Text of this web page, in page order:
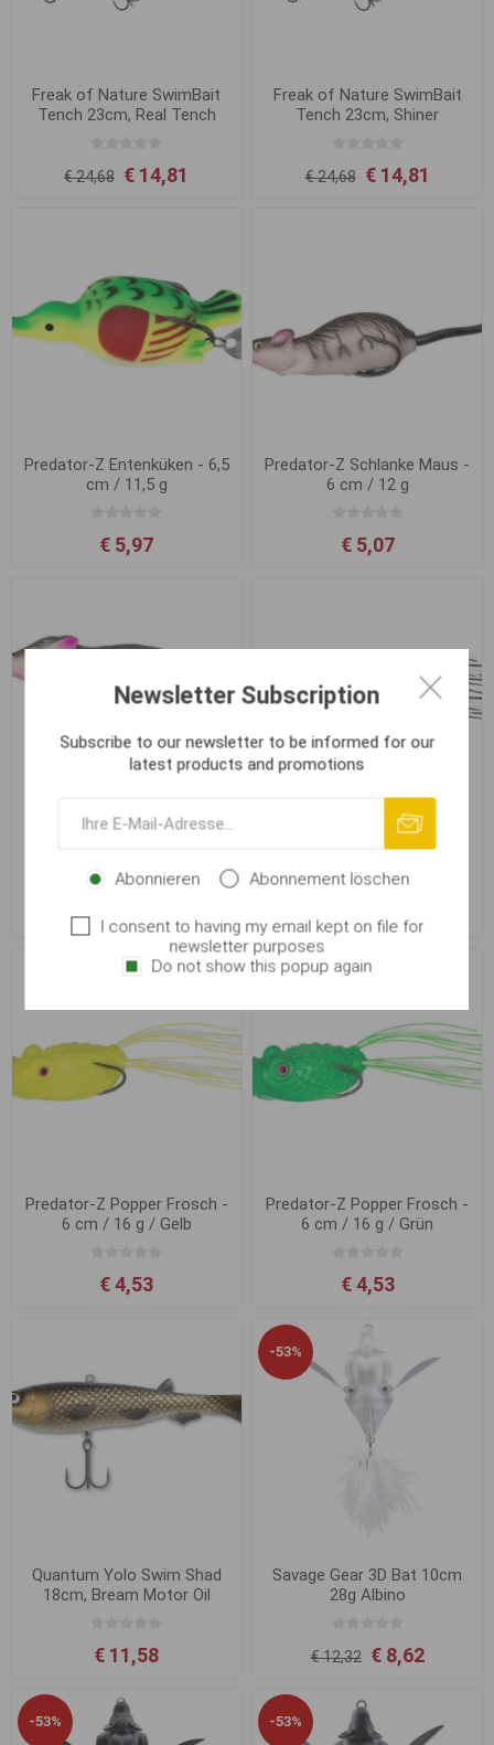
Freak of Nature SwimBait
Tench 23cm, Real Tench
€ 24,68 € 14,81
Freak of Nature SwimBait
Tench 23cm, Shiner
€ 24,68 € 14,81
Predator-Z Entenküken - 6,5
cm / 11,5 g
€ 5,97
Predator-Z Schlanke Maus -
6 cm / 12 g
€ 5,07
Predator-Z Dicke Maus - 7
€ 5,07
Predator-Z Popper Frosch -
6 cm / 16 g / Schwarz
€ 5,07
Predator-Z Popper Frosch -
6 cm / 16 g / Gelb
€ 4,53
Predator-Z Popper Frosch -
6 cm / 16 g / Grün
€ 4,53
Quantum Yolo Swim Shad
18cm, Bream Motor Oil
€ 11,58
-53%
Savage Gear 3D Bat 10cm
28g Albino
€ 12,32 € 8,62
-53% -53%
Newsletter Subscription
Subscribe to our newsletter to be informed for our
latest products and promotions
Abonnieren Abonnement löschen
I consent to having my email kept on file for
newsletter purposes
Do not show this popup again